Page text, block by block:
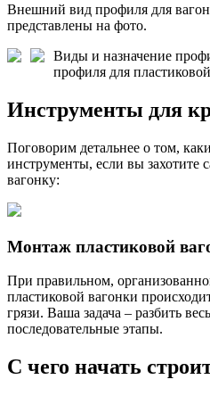
Внешний вид профиля для
представлены на фото.
Виды и назначение
профиля для
Инструменты для
Поговорим детальнее о том,
инструменты, если вы захотите
вагонку:
Монтаж пластиковой
При правильном,
пластиковой вагонки
грязи. Ваша задача – разбить
последовательные этапы.
С чего начать